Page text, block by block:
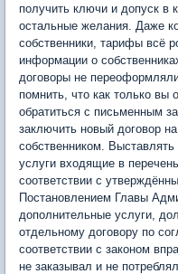
получить ключи и допуск в
остальные желания. Даже
собственники, тарифы всё
информации о
договоры не
помнить, что как только
обратиться с письменным
заключить новый договор
собственником. Выставлять
услуги входящие в
соответствии с
Постановлением Главы
дополнительные услуги,
отдельному договору по
соответствии с законом
не заказывал и не потреблял.